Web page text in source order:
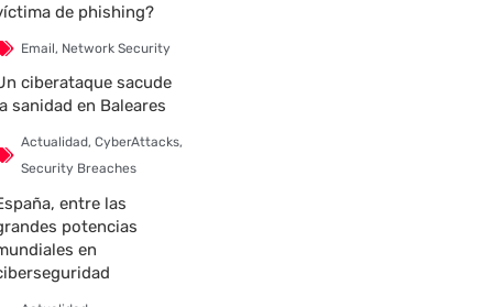
de phishing?
Email, Network Security
ciberataque sacude
sanidad en Baleares
Actualidad, CyberAttacks,
Security Breaches
entre las
potencias
en